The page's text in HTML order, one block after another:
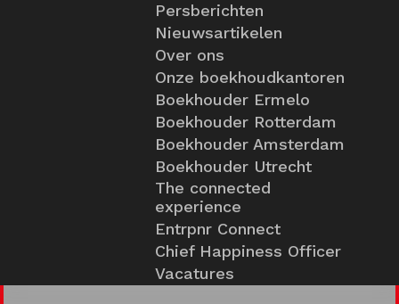
Persberichten
Nieuwsartikelen
Over ons
Onze boekhoudkantoren
Boekhouder Ermelo
Boekhouder Rotterdam
Boekhouder Amsterdam
Boekhouder Utrecht
The connected
experience
Entrpnr Connect
Chief Happiness Officer
Vacatures